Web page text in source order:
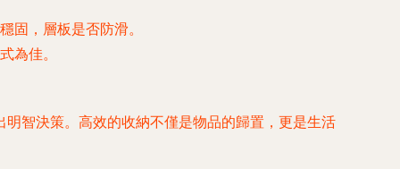
固，層板是否防滑。
為佳。
智決策。高效的收納不僅是物品的歸置，更是生活